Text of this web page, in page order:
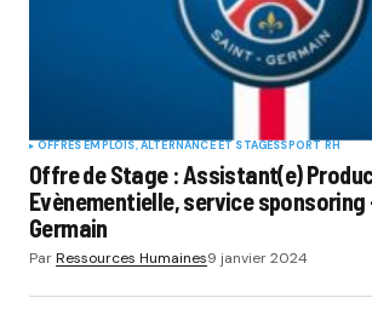
OFFRES EMPLOIS, ALTERNANCE ET STAGESSPORT RH
Offre de Stage : Assistant(e)
Evènementielle, service
Germain
ParRessources Humaines9 janvier 2024